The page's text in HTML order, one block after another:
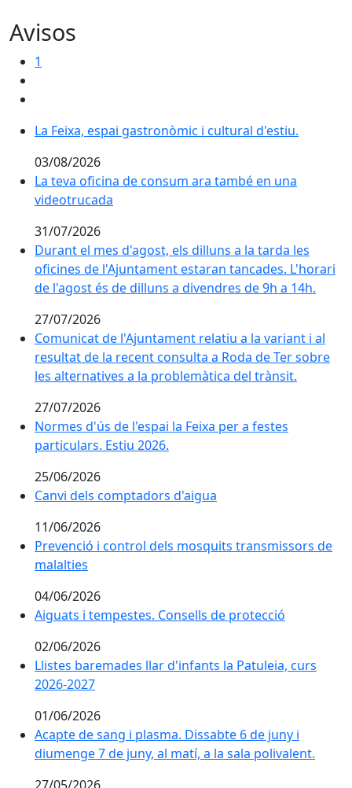
Avisos
1
La Feixa, espai gastronòmic i cultural d'estiu.
La Feixa, espai gastronòmic i cultural d'estiu.
03/08/2026
La teva oficina de consum ara també en una
videotrucada
La teva oficina de consum ara també en una
videotrucada
31/07/2026
Durant el mes d'agost, els dilluns a la tarda les
oficines de l'Ajuntament estaran tancades. L'horari
de l'agost és de dilluns a divendres de 9h a 14h.
Durant el mes d'agost, els dilluns a la tarda les
oficines de l'Ajuntament estaran tancades. L'horari
de l'agost és de dilluns a divendres de 9h a 14h.
27/07/2026
Comunicat de l'Ajuntament relatiu a la variant i al
resultat de la recent consulta a Roda de Ter sobre
les alternatives a la problemàtica del trànsit.
Comunicat de l'Ajuntament relatiu a la variant i al
resultat de la recent consulta a Roda de Ter sobre
les alternatives a la problemàtica del trànsit.
27/07/2026
Normes d'ús de l'espai la Feixa per a festes
particulars. Estiu 2026.
Normes d'ús de l'espai la Feixa per a festes
particulars. Estiu 2026.
25/06/2026
Canvi dels comptadors d'aigua
Canvi dels comptadors d'aigua
11/06/2026
Prevenció i control dels mosquits transmissors de
malalties
Prevenció i control dels mosquits transmissors de
malalties
04/06/2026
Aiguats i tempestes. Consells de protecció
Aiguats i tempestes. Consells de protecció
02/06/2026
Llistes baremades llar d'infants la Patuleia, curs
2026-2027
Llistes baremades llar d'infants la Patuleia, curs
2026-2027
01/06/2026
Acapte de sang i plasma. Dissabte 6 de juny i
diumenge 7 de juny, al matí, a la sala polivalent.
Acapte de sang i plasma. Dissabte 6 de juny i
diumenge 7 de juny, al matí, a la sala polivalent.